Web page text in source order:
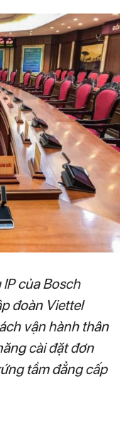
của Bosch
đoàn Viettel
vận hành thân
cài đặt đơn
tầm đẳng cấp